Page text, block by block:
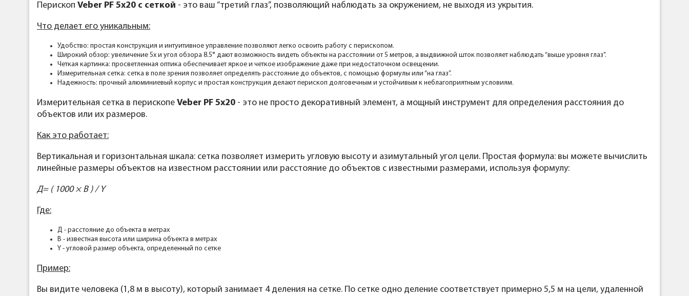
Перископ Veber PF 5x20 с сеткой - это ваш “третий глаз”, позволяющий наблюдать за окружением, не выходя из укрытия.
Что делает его уникальным:
Удобство: простая конструкция и интуитивное управление позволяют легко освоить работу с перископом.
Широкий обзор: увеличение 5х и угол обзора 8.5° дают возможность видеть объекты на расстоянии от 5 метров, а выдвижной шток позволяет наблюдать “выше уровня глаз”.
Четкая картинка: просветленная оптика обеспечивает яркое и четкое изображение даже при недостаточном освещении.
Измерительная сетка: сетка в поле зрения позволяет определять расстояние до объектов, с помощью формулы или “на глаз”.
Надежность: прочный алюминиевый корпус и простая конструкция делают перископ долговечным и устойчивым к неблагоприятным условиям.
Измерительная сетка в перископе Veber PF 5x20 - это не просто декоративный элемент, а мощный инструмент для определения расстояния до
объектов или их размеров.
Как это работает:
Вертикальная и горизонтальная шкала: сетка позволяет измерить угловую высоту и азимутальный угол цели. Простая формула: вы можете вычислить
линейные размеры объектов на известном расстоянии или расстояние до объектов с известными размерами, используя формулу:
Д= ( 1000 × В ) / Y
Где:
Д - расстояние до объекта в метрах
В - известная высота или ширина объекта в метрах
Y - угловой размер объекта, определенный по сетке
Пример:
Вы видите человека (1,8 м в высоту), который занимает 4 деления на сетке. По сетке одно деление соответствует примерно 5,5 м на цели, удаленной